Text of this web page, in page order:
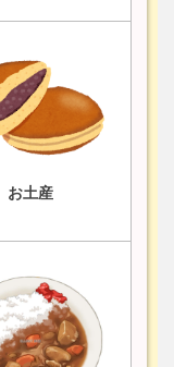
お土産